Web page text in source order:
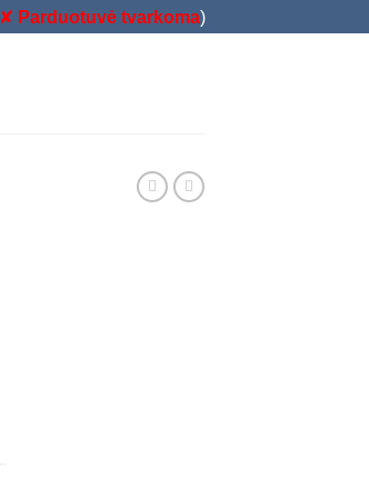
✘ Parduotuvė tvarkoma)